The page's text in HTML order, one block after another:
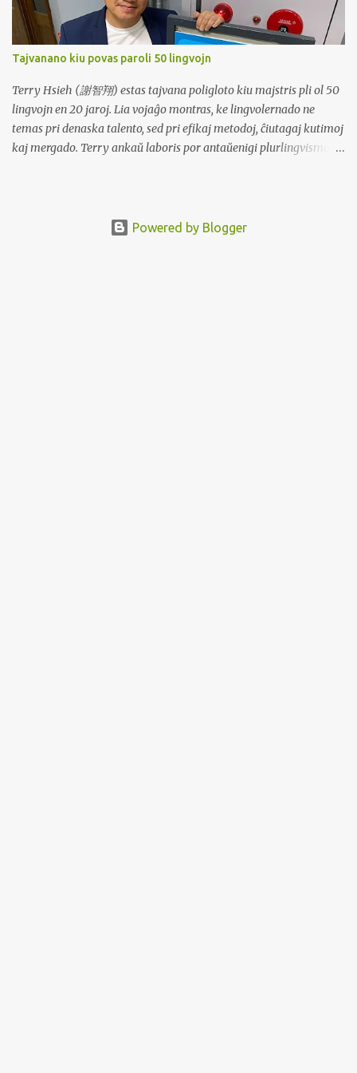
Loko vendanta importitajn uzitajn vestaĵojn (origino de la vorto:
Monginsidi Plaza) Pajak = Merkato (loko por aĉeti kaj vendi
legomojn, viandon aŭ bazajn necesaĵojn) Pasar = Pavimita
aŭtovojo Pinggir! = Dirita al la ŝoforo de publika transporto kiam
pasaĝero volas eliri Simpang = Vojkruciĝoj aŭ tridirektaj
intersekciĝoj Tembak = Mallongigo aŭ rekta itinero a...
Tajvanano kiu povas paroli 50 lingvojn
Terry Hsieh (謝智翔) estas tajvana poligloto kiu majstris pli ol 50
lingvojn en 20 jaroj. Lia vojaĝo montras, ke lingvolernado ne
temas pri denaska talento, sed pri efikaj metodoj, ĉiutagaj kutimoj
kaj mergado. Terry ankaŭ laboris por antaŭenigi plurlingvismon
lingvoj devus esti parto de ĉiutaga vivo, ne nur akademiaj fakoj,
Powered by Blogger